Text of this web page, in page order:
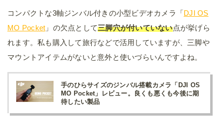
コンパクトな3軸ジンバル付きの小型ビデオカメラ「DJI OS
MO Pocket 」の欠点として三脚穴が付いていない点が挙げら
れます。私も購入して旅行などで活用していますが、三脚や
マウントアイテムがないと意外と使いづらいんですよね。
手のひらサイズのジンバル搭載カメラ「DJI OS
MO Pocket」レビュー。良くも悪くも今後に期
待したい製品